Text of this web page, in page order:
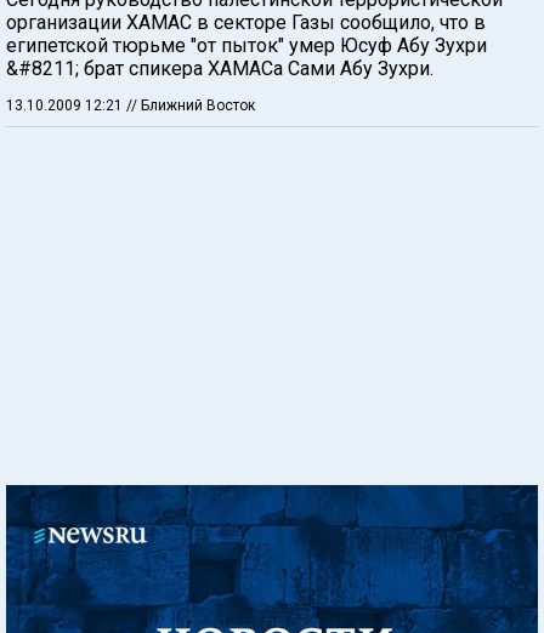
организации ХАМАС в секторе Газы сообщило, что в
египетской тюрьме "от пыток" умер Юсуф Абу Зухри
&#8211; брат спикера ХАМАСа Сами Абу Зухри.
13.10.2009 12:21 // Ближний Восток